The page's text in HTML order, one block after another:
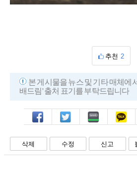
추천 2
본 게시물을 뉴스 및 기타 매체에
배드림' 출처 표기를 부탁드립니다
페북 트윗 밴드 카톡
삭제 수정 신고